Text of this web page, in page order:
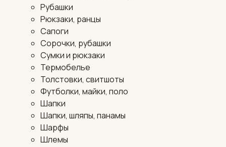
Рубашки
Рюкзаки, ранцы
Сапоги
Сорочки, рубашки
Сумки и рюкзаки
Термобелье
Толстовки, свитшоты
Футболки, майки, поло
Шапки
Шапки, шляпы, панамы
Шарфы
Шлемы